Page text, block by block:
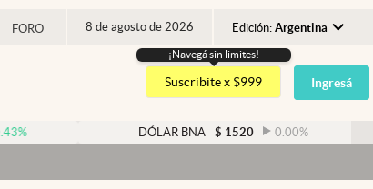
FORO 8 de agosto de 2026 Edición: Argentina
Argentina
España
USA
¡Navegá sin limites!
Suscribite x $999 Ingresá
$ 1520 0.00%